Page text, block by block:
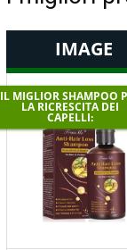
IMAGE
IL MIGLIOR SHAMPOO
LA RICRESCITA DEI
CAPELLI: